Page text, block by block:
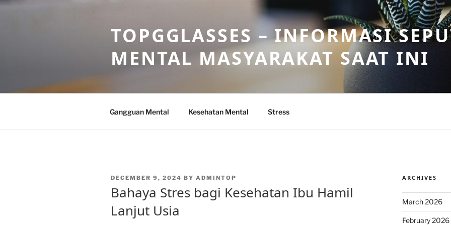
Skip
TOPGGLASSES – INFORMASI
MENTAL MASYARAKAT SAAT INI
Gangguan Mental Kesehatan Mental Stress
POSTED
DECEMBER 9, 2024 BY ADMINTOP
Bahaya Stres bagi Kesehatan Ibu Hamil
Lanjut Usia
ARCHIVES
March 2026
February 2026